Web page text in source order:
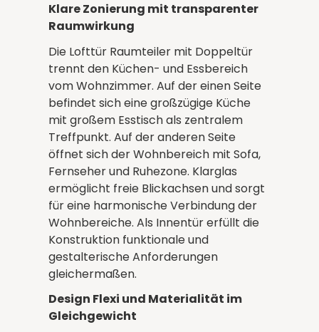
Klare Zonierung mit transparenter
Raumwirkung
Die Lofttür Raumteiler mit Doppeltür
trennt den Küchen- und Essbereich
vom Wohnzimmer. Auf der einen Seite
befindet sich eine großzügige Küche
mit großem Esstisch als zentralem
Treffpunkt. Auf der anderen Seite
öffnet sich der Wohnbereich mit Sofa,
Fernseher und Ruhezone. Klarglas
ermöglicht freie Blickachsen und sorgt
für eine harmonische Verbindung der
Wohnbereiche. Als Innentür erfüllt die
Konstruktion funktionale und
gestalterische Anforderungen
gleichermaßen.
Design Flexi und Materialität im
Gleichgewicht